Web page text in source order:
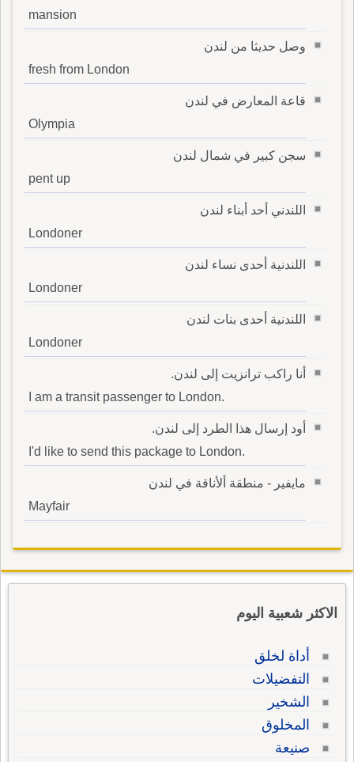
mansion
وصل حديثا من لندن
fresh from London
قاعة المعارض في لندن
Olympia
سجن كبير في شمال لندن
pent up
اللندني أحد أبناء لندن
Londoner
اللندنية أحدى نساء لندن
Londoner
اللندنية أحدى بنات لندن
Londoner
أنا راكب ترانزيت إلى لندن.
I am a transit passenger to London.
أود إرسال هذا الطرد إلى لندن.
I'd like to send this package to London.
مايفير - منطقة ألأناقة في لندن
Mayfair
الاكثر شعبية اليوم
أداة لخلق
التفضيلات
الشخير
المخلوق
صنيعة